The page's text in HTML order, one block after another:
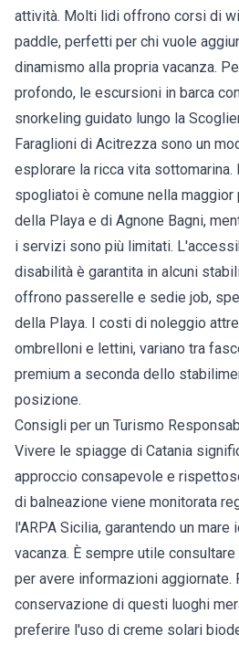
attività. Molti lidi offrono corsi di
paddle, perfetti per chi vuole
dinamismo alla propria vacanza.
profondo, le escursioni in barca
snorkeling guidato lungo la
Faraglioni di Acitrezza sono un
esplorare la ricca vita
spogliatoi è comune nella
della Playa e di Agnone Bagni,
i servizi sono più limitati.
disabilità è garantita in alcuni
offrono passerelle e sedie job,
della Playa. I costi di noleggio
ombrelloni e lettini, variano tra
premium a seconda dello
posizione.
Consigli per un Turismo
Vivere le spiagge di Catania
approccio consapevole e
di balneazione viene monitorata
l'ARPA Sicilia, garantendo un mare
vacanza. È sempre utile
per avere informazioni aggiornate.
conservazione di questi luoghi
preferire l'uso di creme solari